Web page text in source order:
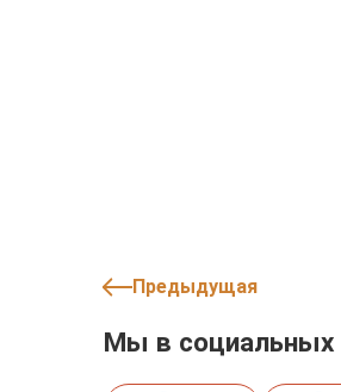
Предыдущая
Мы в социальных